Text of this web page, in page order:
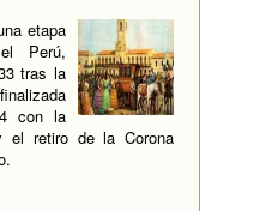
etapa
Perú,
tras la
con la
el retiro de la Corona